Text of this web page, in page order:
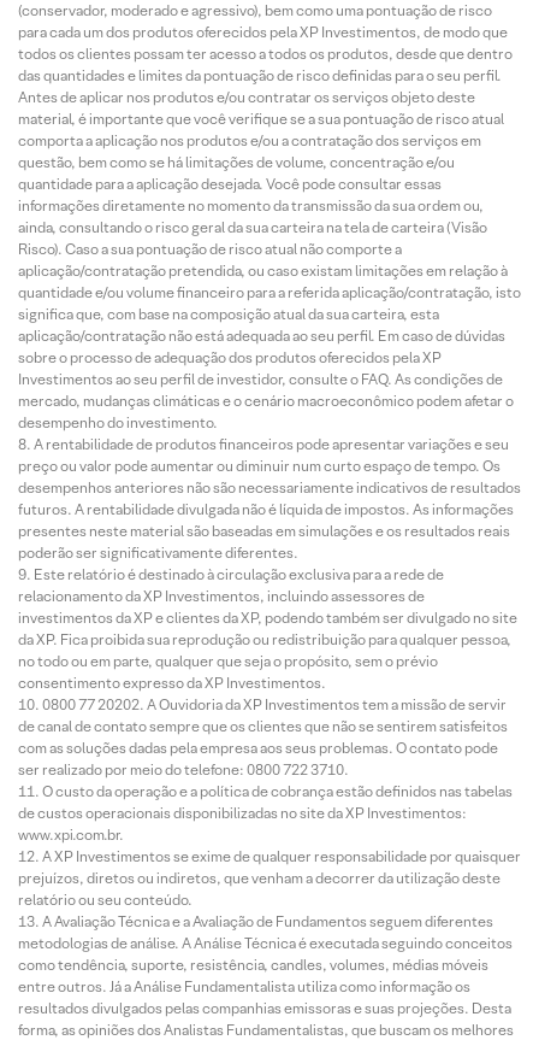
(conservador, moderado e agressivo), bem como uma pontuação de risco
para cada um dos produtos oferecidos pela XP Investimentos, de modo que
todos os clientes possam ter acesso a todos os produtos, desde que dentro
das quantidades e limites da pontuação de risco definidas para o seu perfil.
Antes de aplicar nos produtos e/ou contratar os serviços objeto deste
material, é importante que você verifique se a sua pontuação de risco atual
comporta a aplicação nos produtos e/ou a contratação dos serviços em
questão, bem como se há limitações de volume, concentração e/ou
quantidade para a aplicação desejada. Você pode consultar essas
informações diretamente no momento da transmissão da sua ordem ou,
ainda, consultando o risco geral da sua carteira na tela de carteira (Visão
Risco). Caso a sua pontuação de risco atual não comporte a
aplicação/contratação pretendida, ou caso existam limitações em relação à
quantidade e/ou volume financeiro para a referida aplicação/contratação, isto
significa que, com base na composição atual da sua carteira, esta
aplicação/contratação não está adequada ao seu perfil. Em caso de dúvidas
sobre o processo de adequação dos produtos oferecidos pela XP
Investimentos ao seu perfil de investidor, consulte o FAQ. As condições de
mercado, mudanças climáticas e o cenário macroeconômico podem afetar o
desempenho do investimento.
A rentabilidade de produtos financeiros pode apresentar variações e seu
preço ou valor pode aumentar ou diminuir num curto espaço de tempo. Os
desempenhos anteriores não são necessariamente indicativos de resultados
futuros. A rentabilidade divulgada não é líquida de impostos. As informações
presentes neste material são baseadas em simulações e os resultados reais
poderão ser significativamente diferentes.
Este relatório é destinado à circulação exclusiva para a rede de
relacionamento da XP Investimentos, incluindo assessores de
investimentos da XP e clientes da XP, podendo também ser divulgado no site
da XP. Fica proibida sua reprodução ou redistribuição para qualquer pessoa,
no todo ou em parte, qualquer que seja o propósito, sem o prévio
consentimento expresso da XP Investimentos.
0800 77 20202. A Ouvidoria da XP Investimentos tem a missão de servir
de canal de contato sempre que os clientes que não se sentirem satisfeitos
com as soluções dadas pela empresa aos seus problemas. O contato pode
ser realizado por meio do telefone: 0800 722 3710.
O custo da operação e a política de cobrança estão definidos nas tabelas
de custos operacionais disponibilizadas no site da XP Investimentos:
www.xpi.com.br.
A XP Investimentos se exime de qualquer responsabilidade por quaisquer
prejuízos, diretos ou indiretos, que venham a decorrer da utilização deste
relatório ou seu conteúdo.
A Avaliação Técnica e a Avaliação de Fundamentos seguem diferentes
metodologias de análise. A Análise Técnica é executada seguindo conceitos
como tendência, suporte, resistência, candles, volumes, médias móveis
entre outros. Já a Análise Fundamentalista utiliza como informação os
resultados divulgados pelas companhias emissoras e suas projeções. Desta
forma, as opiniões dos Analistas Fundamentalistas, que buscam os melhores